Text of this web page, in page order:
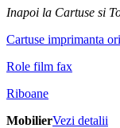
Inapoi la Cartuse si
Cartuse imprimanta
Role film fax
Riboane
MobilierVezi detalii